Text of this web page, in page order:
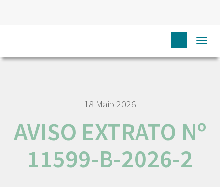
18 Maio 2026
AVISO EXTRATO Nº
11599-B-2026-2